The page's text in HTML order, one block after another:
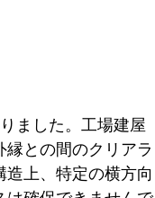
ました。工場建屋
との間のクリアラ
上、特定の横方向